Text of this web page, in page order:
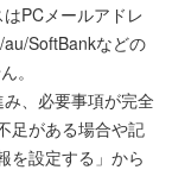
PCメールアドレ
SoftBankなどの
。
、必要事項が完全
足がある場合や記
を設定する」から